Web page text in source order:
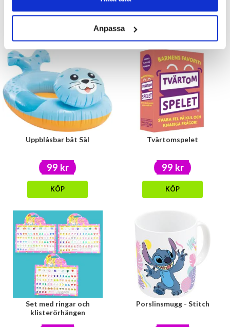
Anpassa
Uppblåsbar båt Säl
99 kr
KÖP
Tvärtomspelet
99 kr
KÖP
Set med ringar och
klisterörhängen
Porslinsmugg - Stitch